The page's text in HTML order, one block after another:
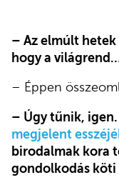
– Az elmúlt
hogy a
– Éppen
– Úgy tűnik,
megjelent
birodalmak kora
gondolkodás köti